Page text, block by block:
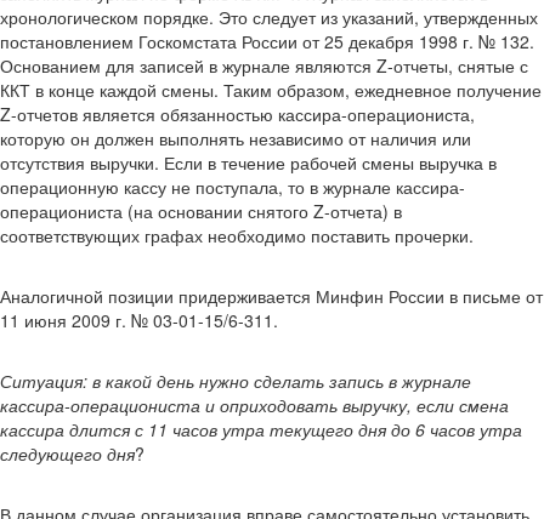
хронологическом порядке. Это следует из указаний, утвержденных
постановлением Госкомстата России от 25 декабря 1998 г. № 132.
Основанием для записей в журнале являются Z-отчеты, снятые с
ККТ в конце каждой смены. Таким образом, ежедневное получение
Z-отчетов является обязанностью кассира-операциониста,
которую он должен выполнять независимо от наличия или
отсутствия выручки. Если в течение рабочей смены выручка в
операционную кассу не поступала, то в журнале кассира-
операциониста (на основании снятого Z-отчета) в
соответствующих графах необходимо поставить прочерки.
Аналогичной позиции придерживается Минфин России в письме от
11 июня 2009 г. № 03-01-15/6-311.
Ситуация: в какой день нужно сделать запись в журнале
кассира-операциониста и оприходовать выручку, если смена
кассира длится с 11 часов утра текущего дня до 6 часов утра
следующего дня?
В данном случае организация вправе самостоятельно установить